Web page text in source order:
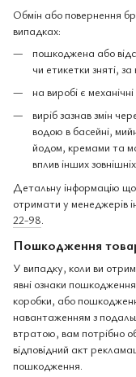
Обмін або повернення
випадках:
пошкоджена або
чи етикетки зняті,
на виробі є
виріб зазнав змін
водою в басейні,
йодом, кремами та
вплив інших
Детальну інформацію
отримати у менеджерів
22-98
Пошкодження
У випадку, коли ви
явні ознаки
коробки, або
навантаженням з
втратою, вам потрібно
відповідний акт
пошкодження.